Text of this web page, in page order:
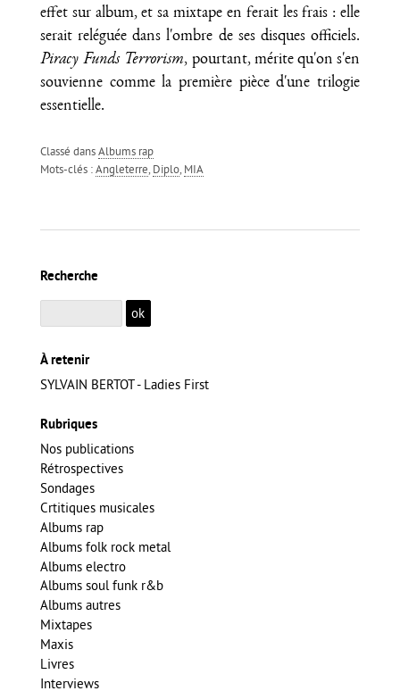
effet sur album, et sa mixtape en ferait les frais : elle
serait reléguée dans l'ombre de ses disques officiels.
Piracy Funds Terrorism, pourtant, mérite qu'on s'en
souvienne comme la première pièce d'une trilogie
essentielle.
Classé dansAlbums rap
Mots-clés : Angleterre,Diplo,MIA
Recherche
À retenir
SYLVAIN BERTOT - Ladies First
Rubriques
Nos publications
Rétrospectives
Sondages
Crtitiques musicales
Albums rap
Albums folk rock metal
Albums electro
Albums soul funk r&b
Albums autres
Mixtapes
Maxis
Livres
Interviews